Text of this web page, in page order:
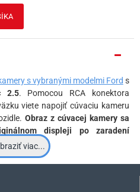
s vybranými modelmi Ford s
2.5. Pomocou RCA konektora
viete napojiť cúvaciu kameru
Obraz z cúvacej kamery sa
displeji po zaradení
produktom. Po inštalácií je